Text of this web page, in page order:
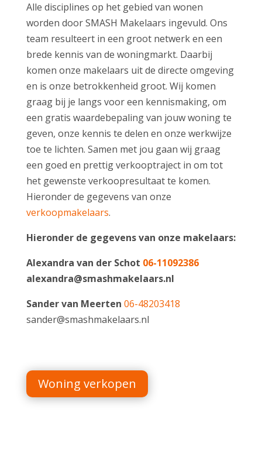
Alle disciplines op het gebied van wonen
worden door SMASH Makelaars ingevuld. Ons
team resulteert in een groot netwerk en een
brede kennis van de woningmarkt. Daarbij
komen onze makelaars uit de directe omgeving
en is onze betrokkenheid groot. Wij komen
graag bij je langs voor een kennismaking, om
een gratis waardebepaling van jouw woning te
geven, onze kennis te delen en onze werkwijze
toe te lichten. Samen met jou gaan wij graag
een goed en prettig verkooptraject in om tot
het gewenste verkoopresultaat te komen.
Hieronder de gegevens van onze
verkoopmakelaars.
Hieronder de gegevens van onze makelaars:
Alexandra van der Schot 06-11092386
alexandra@smashmakelaars.nl
Sander van Meerten 06-48203418
sander@smashmakelaars.nl
Woning verkopen